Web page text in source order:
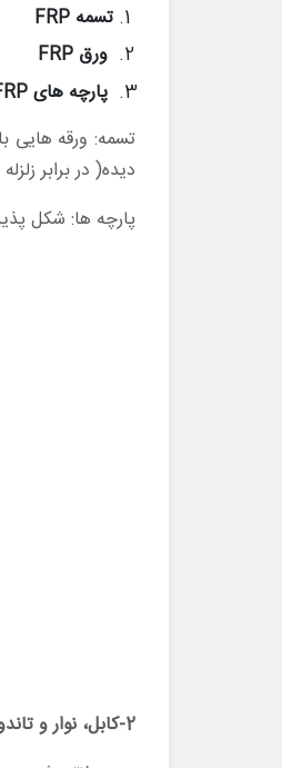
تسمه FRP
ورق FRP
پارچه های
دیده( در برابر
پارچه ها: شکل
2-کابل، نوار و تاندون های پیش تنیدگی